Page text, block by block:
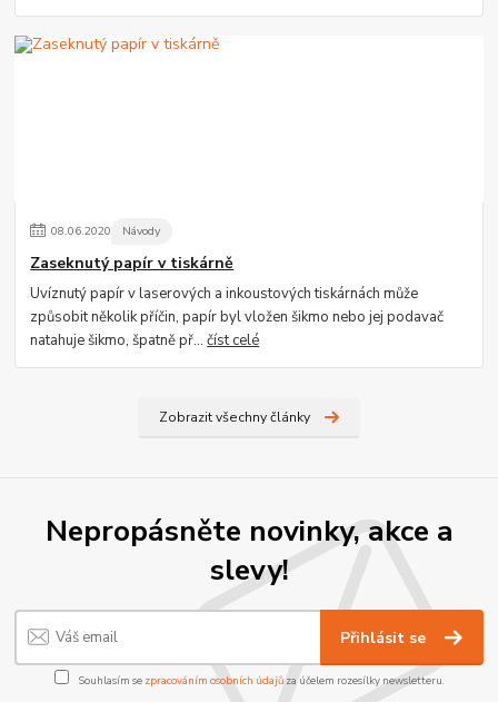
08.06.2020 Návody
Zaseknutý papír v tiskárně
Uvíznutý papír v laserových a inkoustových tiskárnách může
způsobit několik příčin, papír byl vložen šikmo nebo jej podavač
natahuje šikmo, špatně př...číst celé
Zobrazit všechny články
Nepropásněte novinky, akce a
slevy!
Přihlásit se
Souhlasím se zpracováním osobních údajůza účelem rozesílky newsletteru.